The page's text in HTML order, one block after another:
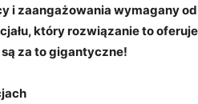
i zaangażowania wymagany
który rozwiązanie to
za to gigantyczne!